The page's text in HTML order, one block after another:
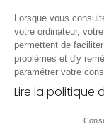
Lorsque vous
votre ordinateur,
permettent de
problèmes et d'y
paramétrer votre
Lire la politique